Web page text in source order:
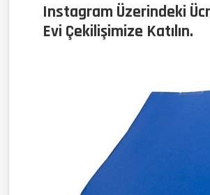
Instagram Üzerindeki
Evi Çekilişimize Katılın.